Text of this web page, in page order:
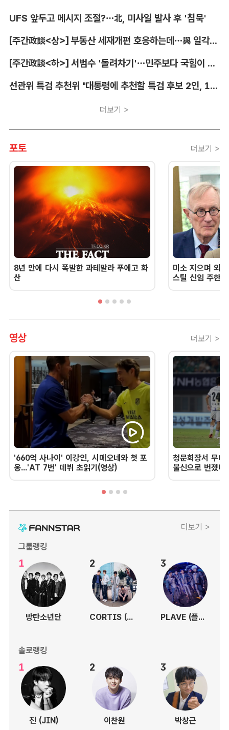
UFS 앞두고 메시지 조절?…北, 미사일 발사 후 '침묵'
[주간政談<상>] 부동산 세재개편 호응하는데…與 일각의 속내
[주간政談<하>] 서범수 '돌려차기'…민주보다 국힘이 더 발끈
선관위 특검 추천위 "대통령에 추천할 특검 후보 2인, 14일 확정"
더보기 >
포토 더보기 >
8년 만에 다시 폭발한 과테말라 푸에고 화
산
미소 지으며 외
스틸 신임 주한
영상 더보기 >
'660억 사나이' 이강인, 시메오네와 첫 포
옹...'AT 7번' 데뷔 초읽기(영상)
청문회장서 무너
불신으로 번졌
더보기 >
그룹랭킹
1
방탄소년단
2
CORTIS (코르티스)
3
PLAVE (플레이브)
솔로랭킹
1
진 (JIN)
2
이찬원
3
박창근